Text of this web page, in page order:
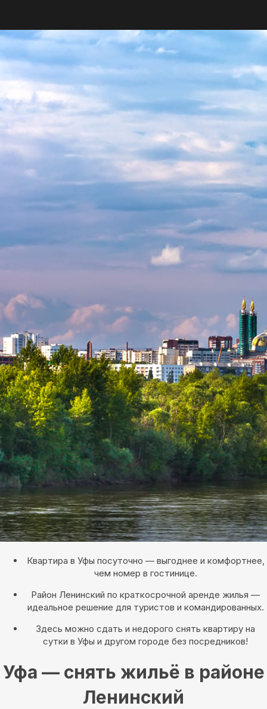
Квартира в Уфы посуточно — выгоднее и комфортнее,
чем номер в гостинице.
Район Ленинский по краткосрочной аренде жилья —
идеальное решение для туристов и командированных.
Здесь можно сдать и недорого снять квартиру на
сутки в Уфы и другом городе без посредников!
Уфа — снять жильё в районе
Ленинский